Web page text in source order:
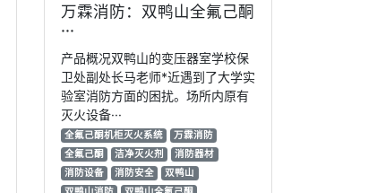
万霖消防：双鸭山全氟己酮
···
产品概况双鸭山的变压器室学校保
卫处副处长马老师*近遇到了大学实
验室消防方面的困扰。场所内原有
灭火设备···
全氟己酮机柜灭火系统
万霖消防
全氟己酮
洁净灭火剂
消防器材
消防设备
消防安全
双鸭山